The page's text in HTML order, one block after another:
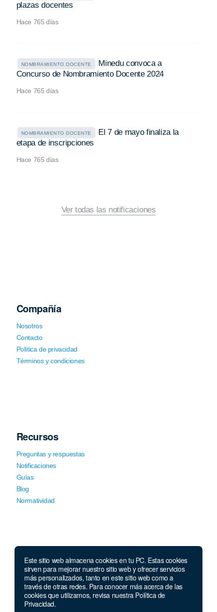
Este sitio web almacena cookies en tu PC. Estas cookies
sirven para mejorar nuestro sitio web y ofrecer servicios
más personalizados, tanto en este sitio web como a
través de otras redes. Para conocer más acerca de las
cookies que utilizamos, revisa nuestra Política de
Privacidad.
plazas docentes
Hace 765 días
NOMBRAMIENTO DOCENTE
Minedu convoca a
Concurso de Nombramiento Docente 2024
Hace 765 días
NOMBRAMIENTO DOCENTE
El 7 de mayo finaliza la
etapa de inscripciones
Hace 765 días
Ver todas las notificaciones
Compañía
Nosotros
Contacto
Política de privacidad
Términos y condiciones
Recursos
Preguntas y respuestas
Notificaciones
Guías
Blog
Normatividad
Llámanos
Lunes a viernes de 7:00 a.m. a 5:30 p.m. Sábados de 8 a.m
a 12 p.m.